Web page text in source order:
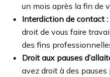
un mois après la fin de
Interdiction de contact :
droit de vous faire
des fins
Droit aux pauses
avez droit à des